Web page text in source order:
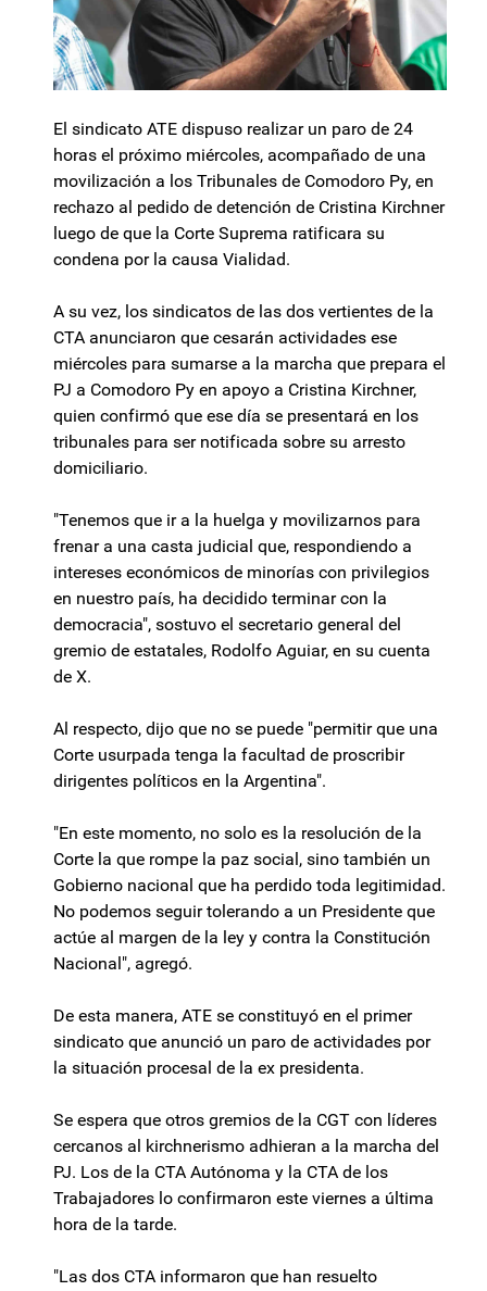
El sindicato ATE dispuso realizar un paro de 24
horas el próximo miércoles, acompañado de una
movilización a los Tribunales de Comodoro Py, en
rechazo al pedido de detención de Cristina Kirchner
luego de que la Corte Suprema ratificara su
condena por la causa Vialidad.
A su vez, los sindicatos de las dos vertientes de la
CTA anunciaron que cesarán actividades ese
miércoles para sumarse a la marcha que prepara el
PJ a Comodoro Py en apoyo a Cristina Kirchner,
quien confirmó que ese día se presentará en los
tribunales para ser notificada sobre su arresto
domiciliario.
"Tenemos que ir a la huelga y movilizarnos para
frenar a una casta judicial que, respondiendo a
intereses económicos de minorías con privilegios
en nuestro país, ha decidido terminar con la
democracia", sostuvo el secretario general del
gremio de estatales, Rodolfo Aguiar, en su cuenta
de X.
Al respecto, dijo que no se puede "permitir que una
Corte usurpada tenga la facultad de proscribir
dirigentes políticos en la Argentina".
"En este momento, no solo es la resolución de la
Corte la que rompe la paz social, sino también un
Gobierno nacional que ha perdido toda legitimidad.
No podemos seguir tolerando a un Presidente que
actúe al margen de la ley y contra la Constitución
Nacional", agregó.
De esta manera, ATE se constituyó en el primer
sindicato que anunció un paro de actividades por
la situación procesal de la ex presidenta.
Se espera que otros gremios de la CGT con líderes
cercanos al kirchnerismo adhieran a la marcha del
PJ. Los de la CTA Autónoma y la CTA de los
Trabajadores lo confirmaron este viernes a última
hora de la tarde.
"Las dos CTA informaron que han resuelto